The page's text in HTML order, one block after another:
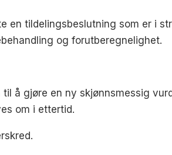
en tildelingsbeslutning som er i
og forutberegnelighet.
å gjøre en ny skjønnsmessig
om i ettertid.